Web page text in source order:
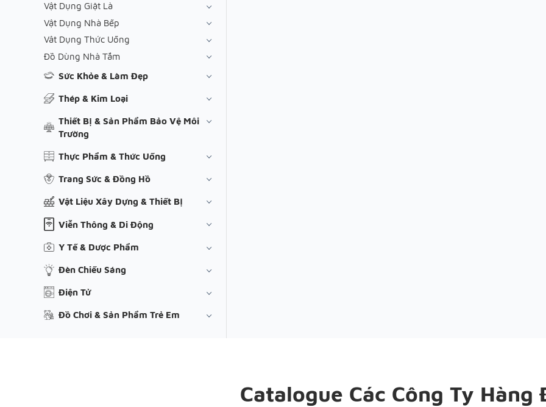
Vật Dụng Giặt Là
Vật Dụng Nhà Bếp
Vât Dụng Thức Uống
Đồ Dùng Nhà Tắm
Sức Khỏe & Làm Đẹp
Thép & Kim Loại
Thiết Bị & Sản Phẩm Bảo Vệ Môi
Trường
Thực Phẩm & Thức Uống
Trang Sức & Đồng Hồ
Vật Liệu Xây Dựng & Thiết Bị
Viễn Thông & Di Động
Y Tế & Dược Phẩm
Đèn Chiếu Sáng
Điện Tử
Đồ Chơi & Sản Phẩm Trẻ Em
Catalogue Các Công Ty Hàng